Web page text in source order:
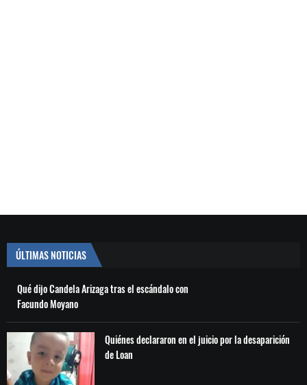
ÚLTIMAS NOTICIAS
Qué dijo Candela Arizaga tras el escándalo con
Facundo Moyano
Quiénes declararon en el juicio por la desaparición
de Loan